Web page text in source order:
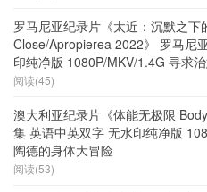
罗马尼亚纪录片《太近：沉默之下
Close/Apropierea 2022》 罗马尼
印纯净版 1080P/MKV/1.4G 寻求
阅读(45)
澳大利亚纪录片《体能无极限
集 英语中英双字 无水印纯净版
陶德的身体大冒险
阅读(53)